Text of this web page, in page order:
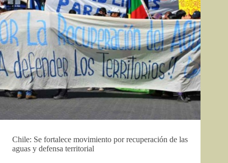
Chile: Se fortalece movimiento por recuperación de las
aguas y defensa territorial